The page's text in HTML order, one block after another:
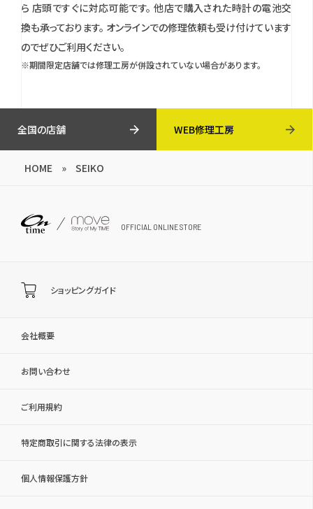
ら 店頭ですぐに対応可能です。 他店で購入された時計の電池交
換も承っております。 オンラインでの修理依頼も受け付けています
のでぜひご利用ください。
※期間限定店舗では修理工房が併設されていない場合があります。
全国の店舗 WEB修理工房
HOME » SEIKO
OFFICIAL ONLINE STORE
会社概要
お問い合わせ
ご利用規約
特定商取引に関する法律の表示
個人情報保護方針
ショッピングガイド